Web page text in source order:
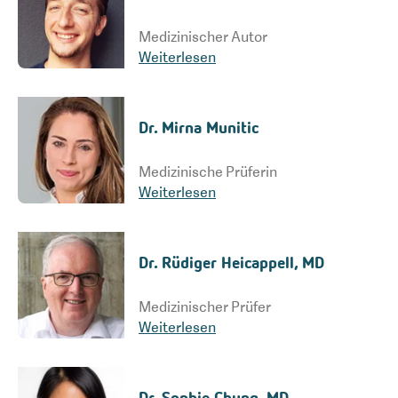
Medizinischer Autor
Weiterlesen
Dr. Mirna Munitic
Medizinische Prüferin
Weiterlesen
Dr. Rüdiger Heicappell, MD
Medizinischer Prüfer
Weiterlesen